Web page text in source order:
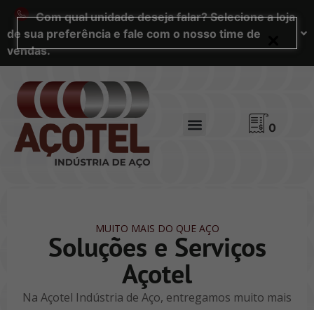
Com qual unidade deseja falar? Selecione a loja
de sua preferência e fale com o nosso time de
vendas.
0
MUITO MAIS DO QUE AÇO
Soluções e Serviços
Açotel
Na Açotel Indústria de Aço, entregamos muito mais